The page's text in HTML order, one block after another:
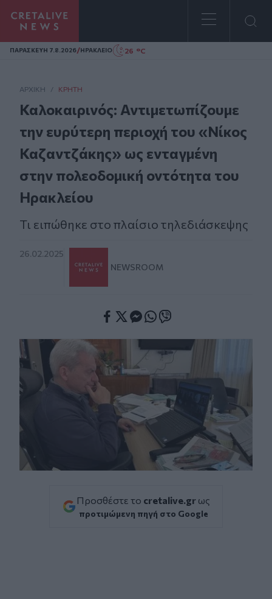
Homepage
ΠΑΡΑΣΚΕΥΗ 7.8.2026/ΗΡΑΚΛΕΙΟ 26 °C
ΑΡΧΙΚΗ / ΚΡΉΤΗ
Καλοκαιρινός: Αντιμετωπίζουμε
την ευρύτερη περιοχή του «Νίκος
Καζαντζάκης» ως ενταγμένη
στην πολεοδομική οντότητα του
Ηρακλείου
Τι ειπώθηκε στο πλαίσιο τηλεδιάσκεψης
26.02.2025
NEWSROOM
Προσθέστε το cretalive.gr ως
προτιμώμενη πηγή στο Google